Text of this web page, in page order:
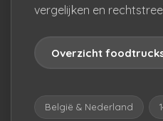
vergelijken en
Overzicht
België & Nederland